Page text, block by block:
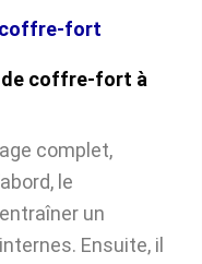
coffre-fort
de coffre-fort à
complet,
le
un
Ensuite, il